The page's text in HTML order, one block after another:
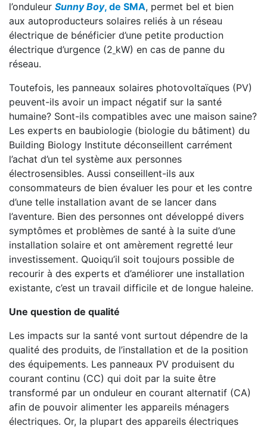
l’onduleur Sunny Boy, de SMA, permet bel et bien
aux autoproducteurs solaires reliés à un réseau
électrique de bénéficier d’une petite production
électrique d’urgence (2 kW) en cas de panne du
réseau.
Toutefois, les panneaux solaires photovoltaïques (PV)
peuvent-ils avoir un impact négatif sur la santé
humaine? Sont-ils compatibles avec une maison saine?
Les experts en baubiologie (biologie du bâtiment) du
Building Biology Institute déconseillent carrément
l’achat d’un tel système aux personnes
électrosensibles. Aussi conseillent-ils aux
consommateurs de bien évaluer les pour et les contre
d’une telle installation avant de se lancer dans
l’aventure. Bien des personnes ont développé divers
symptômes et problèmes de santé à la suite d’une
installation solaire et ont amèrement regretté leur
investissement. Quoiqu’il soit toujours possible de
recourir à des experts et d’améliorer une installation
existante, c’est un travail difficile et de longue haleine.
Une question de qualité
Les impacts sur la santé vont surtout dépendre de la
qualité des produits, de l’installation et de la position
des équipements. Les panneaux PV produisent du
courant continu (CC) qui doit par la suite être
transformé par un onduleur en courant alternatif (CA)
afin de pouvoir alimenter les appareils ménagers
électriques. Or, la plupart des appareils électriques